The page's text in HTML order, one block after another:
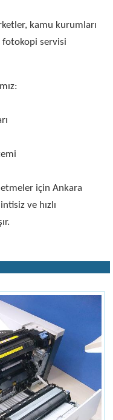
kamu kurumları
servisi
için Ankara
ve hızlı